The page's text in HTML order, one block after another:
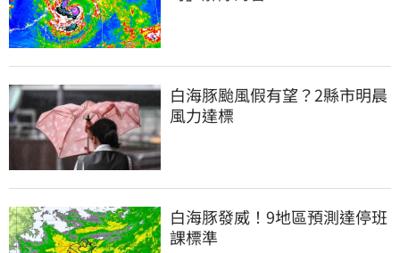
白海豚颱風假有望？2縣市明晨
風力達標
白海豚發威！9地區預測達停班
課標準